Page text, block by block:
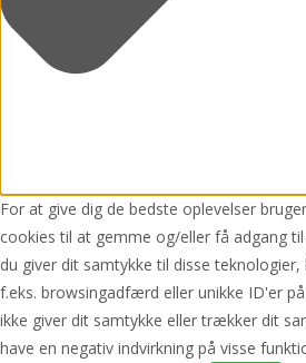
For at give dig de bedste oplevelser
cookies til at gemme og/eller få adgang
du giver dit samtykke til disse
f.eks. browsingadfærd eller unikke ID'er
ikke giver dit samtykke eller trækker dit
have en negativ indvirkning på visse